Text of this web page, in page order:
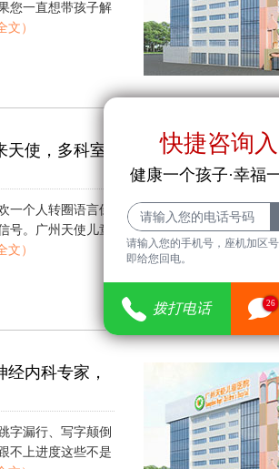
您一直想带孩子解
文）
天使，多科室
一个人转圈语言倒
号。广州天使儿童
文）
内科专家，
字漏行、写字颠倒
不上进度这些不是
快捷咨询
健康一个孩子·幸福
请输入您的手机号，座机加区
即给您回电。
拨打电话 26